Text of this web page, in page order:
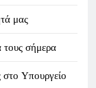
μας
σήμερα
Υπουργείο